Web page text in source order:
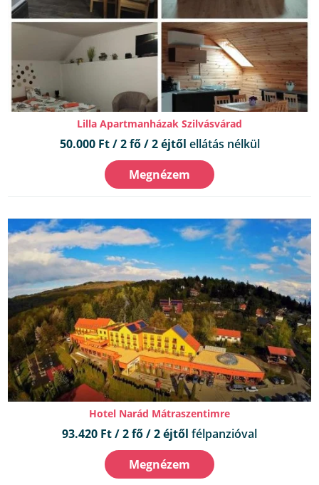
Lilla Apartmanházak Szilvásvárad
50.000 Ft / 2 fő / 2 éjtől ellátás nélkül
Megnézem
Hotel Narád Mátraszentimre
93.420 Ft / 2 fő / 2 éjtől félpanzióval
Megnézem